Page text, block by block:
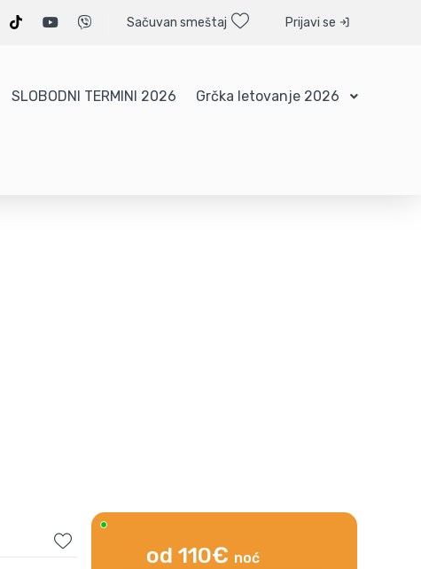
Sačuvan smeštaj Prijavi se
SLOBODNI TERMINI 2026 Grčka letovanje 2026
od 110€ noć